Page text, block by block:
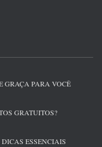
GRAÇA PARA VOCÊ
GRATUITOS?
ESSENCIAIS